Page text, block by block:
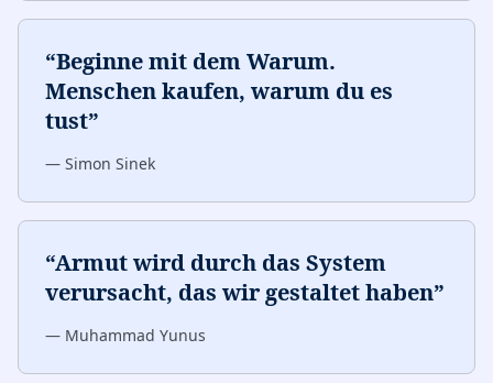
“Beginne mit dem Warum.
Menschen kaufen, warum du es
tust”
— Simon Sinek
“Armut wird durch das System
verursacht, das wir gestaltet haben”
— Muhammad Yunus